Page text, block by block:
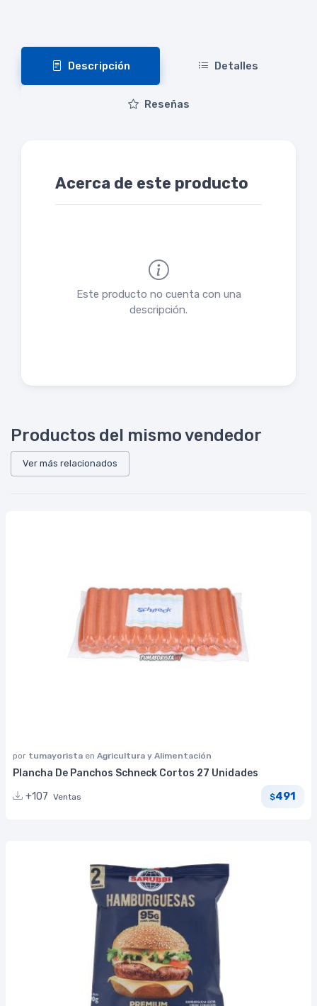
Descripción Detalles
Reseñas
Acerca de este producto
Este producto no cuenta con una
descripción.
Productos del mismo vendedor
Ver más relacionados
por tumayorista en Agricultura y Alimentación
Plancha De Panchos Schneck Cortos 27 Unidades
+107 Ventas $491